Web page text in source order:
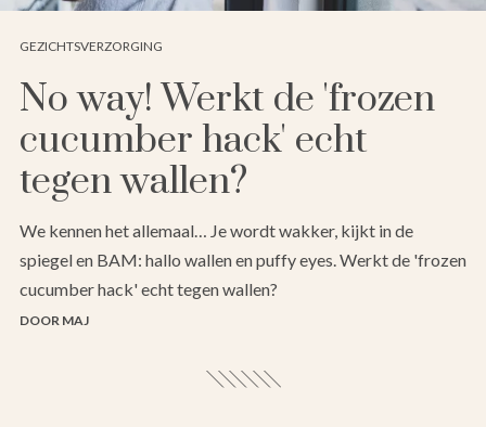
GEZICHTSVERZORGING
No way! Werkt de 'frozen
cucumber hack' echt
tegen wallen?
We kennen het allemaal… Je wordt wakker, kijkt in de
spiegel en BAM: hallo wallen en puffy eyes. Werkt de 'frozen
cucumber hack' echt tegen wallen?
DOOR MAJ